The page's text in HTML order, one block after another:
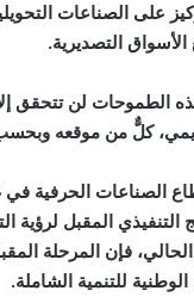
على الصناعات
التصديرية.
الطموحات لن تتحقق
كلٌّ من موقعه
الصناعات الحرفية في
المقبل لرؤية
الحالي، فإن المرحلة
للتنمية الشاملة.